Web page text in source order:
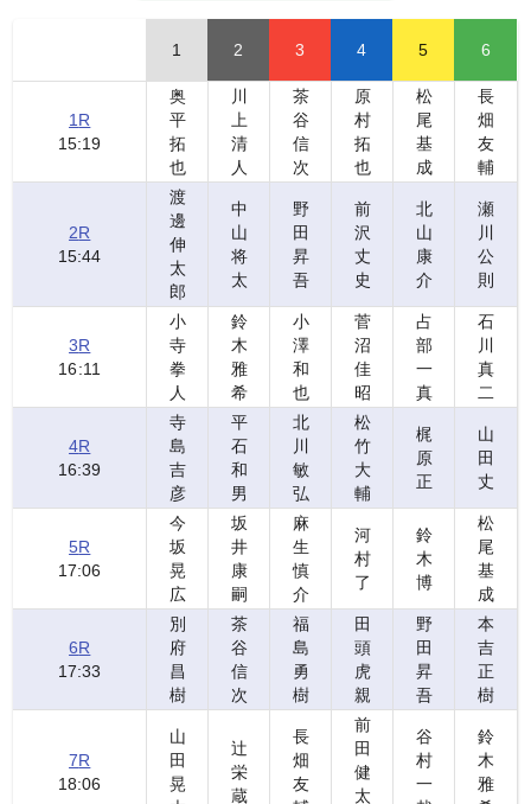
1 2 3 4 5 6
1 R
15:19
奥
平
拓
也
川
上
清
人
茶
谷
信
次
原
村
拓
也
松
尾
基
成
長
畑
友
輔
2R
15:44
渡
邊
伸
太
郎
中
山
将
太
野
田
昇
吾
前
沢
丈
史
北
山
康
介
瀬
川
公
則
3R
16:11
小
寺
拳
人
鈴
木
雅
希
小
澤
和
也
菅
沼
佳
昭
占
部
一
真
石
川
真
二
4R
16:39
寺
島
吉
彦
平
石
和
男
北
川
敏
弘
松
竹
大
輔
梶
原
正
山
田
丈
5R
17:06
今
坂
晃
広
坂
井
康
嗣
麻
生
慎
介
河
村
了
鈴
木
博
松
尾
基
成
6R
17:33
別
府
昌
樹
茶
谷
信
次
福
島
勇
樹
田
頭
虎
親
野
田
昇
吾
本
吉
正
樹
7R
18:06
山
田
晃
辻
栄
蔵
長
畑
友
前
田
健
太
谷
村
一
鈴
木
雅